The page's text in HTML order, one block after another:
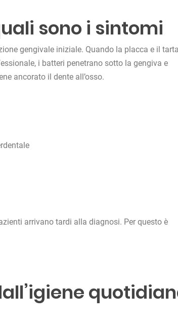
sono i sintomi
gengivale iniziale. Quando la placca e il
i batteri penetrano sotto la gengiva e
ancorato il dente all’osso.
arrivano tardi alla diagnosi. Per questo è